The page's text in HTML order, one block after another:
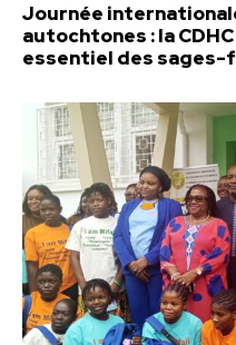
Journée
autochtones : la
essentiel des sages-